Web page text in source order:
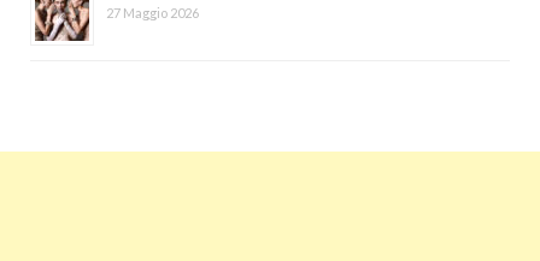
27 Maggio 2026